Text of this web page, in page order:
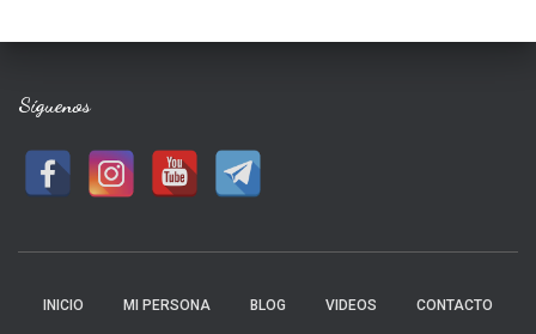
Síguenos
INICIO MI PERSONA BLOG VIDEOS CONTACTO